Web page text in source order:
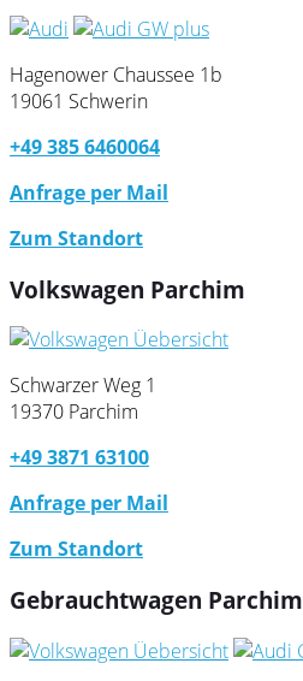
Hagenower Chaussee 1b
19061 Schwerin
+49 385 6460064
Anfrage per Mail
Zum Standort
Volkswagen Parchim
Schwarzer Weg 1
19370 Parchim
+49 3871 63100
Anfrage per Mail
Zum Standort
Gebrauchtwagen Parchim